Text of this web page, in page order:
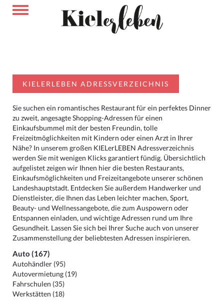
KIELERLEBEN ADRESSVERZEICHNIS
Sie suchen ein romantisches Restaurant für ein perfektes Dinner
zu zweit, angesagte Shopping-Adressen für einen
Einkaufsbummel mit der besten Freundin, tolle
Freizeitmöglichkeiten mit Kindern oder einen Arzt in Ihrer
Nähe? In unserem großen KIELerLEBEN Adressverzeichnis
werden Sie mit wenigen Klicks garantiert fündig. Übersichtlich
aufgelistet zeigen wir Ihnen hier die besten Restaurants,
Einkaufsmöglichkeiten und Freizeitangebote unserer schönen
Landeshauptstadt. Entdecken Sie außerdem Handwerker und
Dienstleister, die Ihnen das Leben leichter machen, Sport,
Beauty- und Wellnessangebote, die zum Auspowern oder
Entspannen einladen, und wichtige Adressen rund um Ihre
Gesundheit. Lassen Sie sich bei Ihrer Suche auch von unserer
Zusammenstellung der beliebtesten Adressen inspirieren.
Auto (167)
Autohändler (95)
Autovermietung (19)
Fahrschulen (35)
Werkstätten (18)